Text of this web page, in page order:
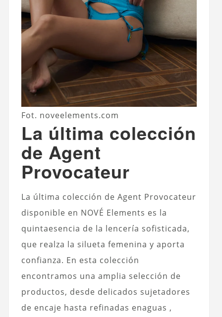
Fot. noveelements.com
La última colección
de Agent
Provocateur
La última colección de Agent Provocateur
disponible en NOVÉ Elements es la
quintaesencia de la lencería sofisticada,
que realza la silueta femenina y aporta
confianza. En esta colección
encontramos una amplia selección de
productos, desde delicados sujetadores
de encaje hasta refinadas enaguas ,